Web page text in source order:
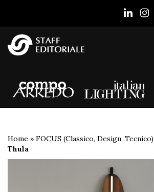
Home » FOCUS (Classico, Design, Tecnico)
Thula